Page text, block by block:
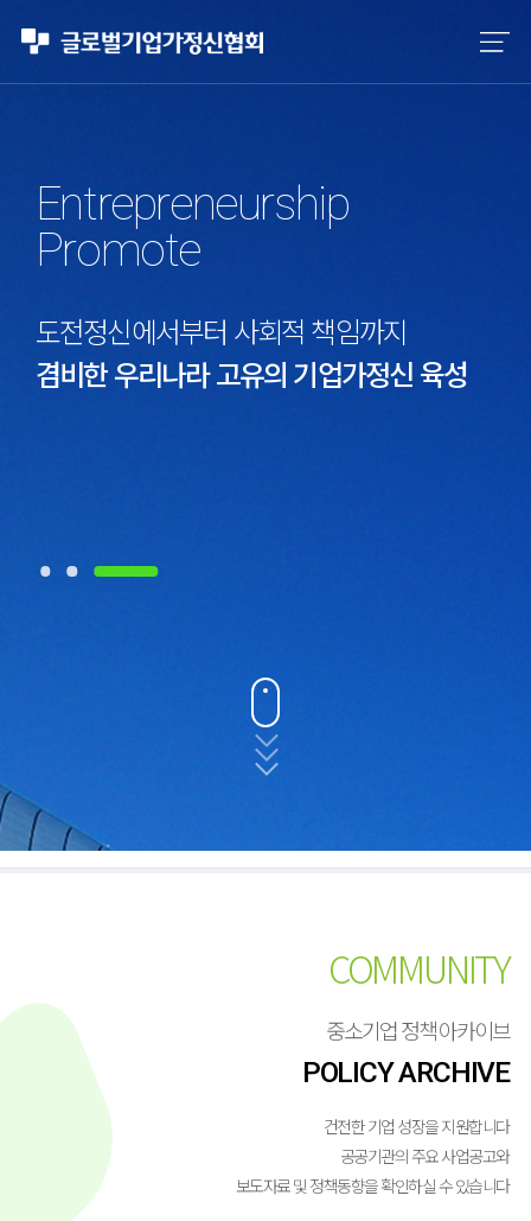
회적 책임까지
의 기업가정신 육성
회적 책임까지
정신의 보존
수 있는
보존
Entrepreneurship
Promote
도전정신에서부터 사회적 책임까지
겸비한 우리나라 고유의 기업가정신 육성
겸비한 창조적 기업가
COMMUNITY
중소기업 정책 아카이브
POLICY ARCHIVE
건전한 기업 성장을 지원합니다
공공기관의 주요 사업공고와
보도자료 및 정책동향을 확인하실 수 있습니다